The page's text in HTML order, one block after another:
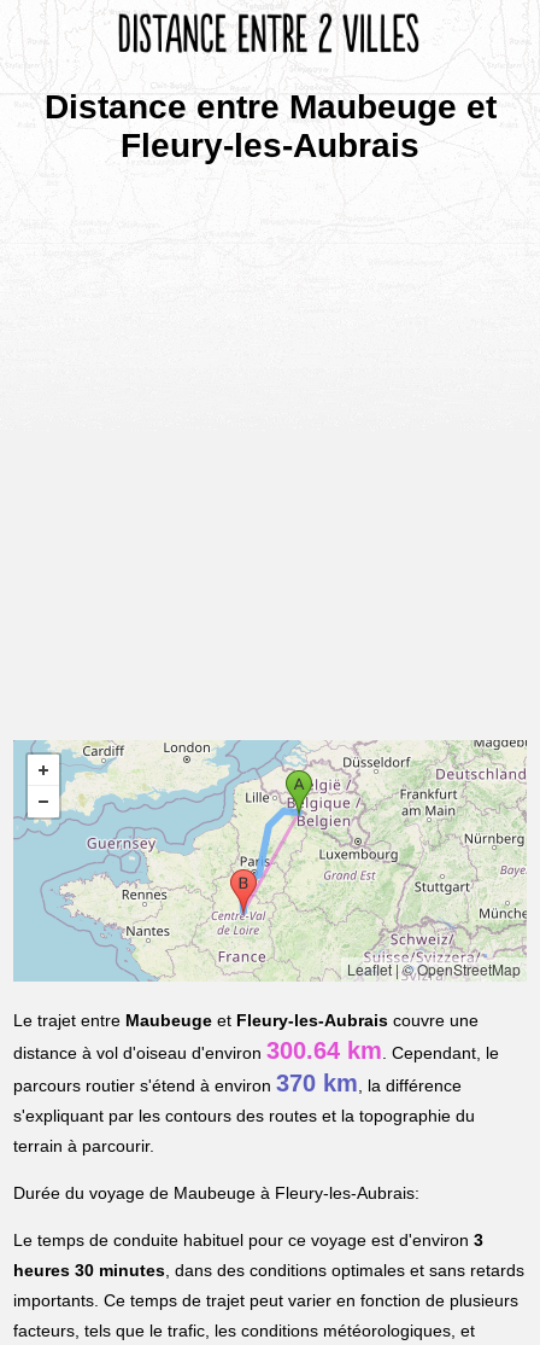
Distance entre Maubeuge et
Fleury-les-Aubrais
Leaflet|© OpenStreetMap
Le trajet entre Maubeuge et Fleury-les-Aubrais couvre une
distance à vol d'oiseau d'environ300.64 km. Cependant, le
parcours routier s'étend à environ370 km, la différence
s'expliquant par les contours des routes et la topographie du
terrain à parcourir.
Durée du voyage de Maubeuge à Fleury-les-Aubrais:
Le temps de conduite habituel pour ce voyage est d'environ3
heures 30 minutes, dans des conditions optimales et sans retards
importants. Ce temps de trajet peut varier en fonction de plusieurs
facteurs, tels que le trafic, les conditions météorologiques, et